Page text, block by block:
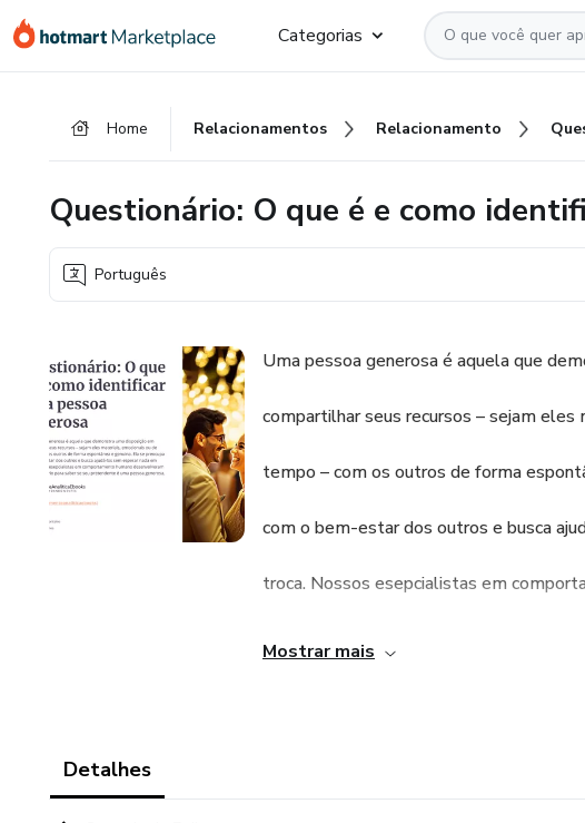
para
para
para
Categorias
Home Relacionamentos Relacionamento
Questionário: O que é e como
Português
Uma pessoa generosa é aquela que
compartilhar seus recursos – sejam eles
tempo – com os outros de forma
com o bem-estar dos outros e busca
troca. Nossos esepcialistas em
um questionário para saber se seu
Mostrar mais
Detalhes